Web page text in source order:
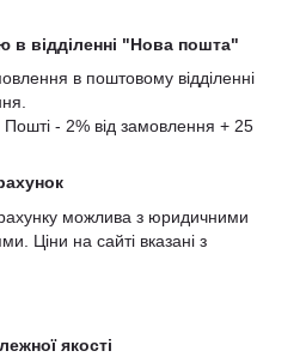
в відділенні "Нова пошта"
в поштовому відділенні
Пошті - 2% від замовлення + 25
можлива з юридичними
Ціни на сайті вказані з
якості